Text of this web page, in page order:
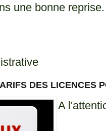
une bonne reprise.
DES LICENCES
A